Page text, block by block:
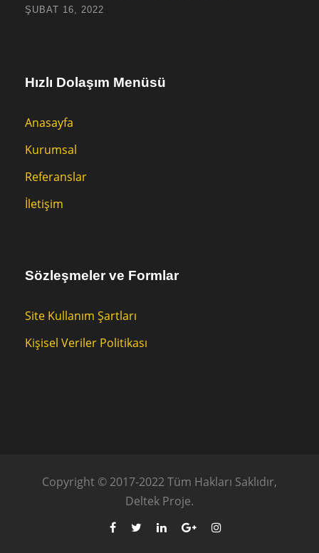
ŞUBAT 16, 2022
Hızlı Dolaşım Menüsü
Anasayfa
Kurumsal
Referanslar
İletişim
Sözleşmeler ve Formlar
Site Kullanım Şartları
Kişisel Veriler Politikası
Copyright © 2017-2022 Tüm Hakları Saklıdır,
Deltek Proje.